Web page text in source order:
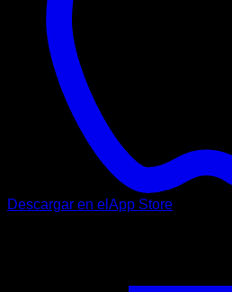
Descargar en el App Store